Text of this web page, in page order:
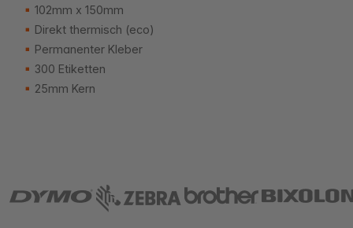
102mm x 150mm
Direkt thermisch (eco)
Permanenter Kleber
300 Etiketten
25mm Kern